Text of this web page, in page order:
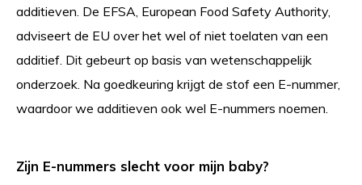
additieven. De EFSA, European Food Safety Authority,
adviseert de EU over het wel of niet toelaten van een
additief. Dit gebeurt op basis van wetenschappelijk
onderzoek. Na goedkeuring krijgt de stof een E-nummer,
waardoor we additieven ook wel E-nummers noemen.
Zijn E-nummers slecht voor mijn baby?